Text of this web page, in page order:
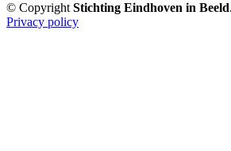
© CopyrightStichting Eindhoven in Beeld
Privacy policy